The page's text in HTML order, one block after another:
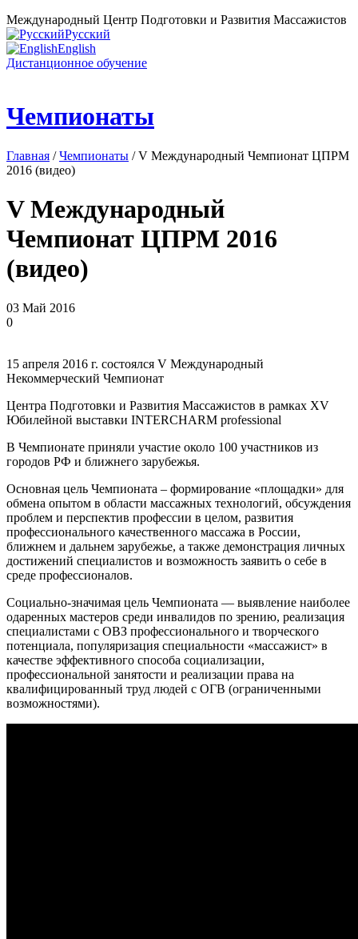
Международный Центр Подготовки и Развития Массажистов
Русский
English
Дистанционное обучение
Чемпионаты
Главная /Чемпионаты / V Международный Чемпионат ЦПРМ
2016 (видео)
V Международный
Чемпионат ЦПРМ 2016
(видео)
03 Май 2016
0
15 апреля 2016 г. состоялся V Международный
Некоммерческий Чемпионат
Центра Подготовки и Развития Массажистов в рамках XV
Юбилейной выставки INTERCHARM professional
В Чемпионате приняли участие около 100 участников из
городов РФ и ближнего зарубежья.
Основная цель Чемпионата – формирование «площадки» для
обмена опытом в области массажных технологий, обсуждения
проблем и перспектив профессии в целом, развития
профессионального качественного массажа в России,
ближнем и дальнем зарубежье, а также демонстрация личных
достижений специалистов и возможность заявить о себе в
среде профессионалов.
Социально-значимая цель Чемпионата — выявление наиболее
одаренных мастеров среди инвалидов по зрению, реализация
специалистами с ОВЗ профессионального и творческого
потенциала, популяризация специальности «массажист» в
качестве эффективного способа социализации,
профессиональной занятости и реализации права на
квалифицированный труд людей с ОГВ (ограниченными
возможностями).